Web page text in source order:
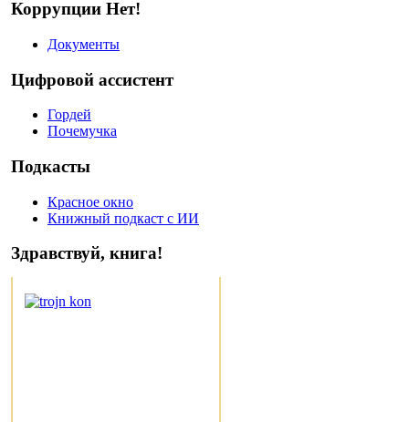
Коррупции Нет!
Документы
Цифровой ассистент
Гордей
Почемучка
Подкасты
Красное окно
Книжный подкаст с ИИ
Здравствуй, книга!